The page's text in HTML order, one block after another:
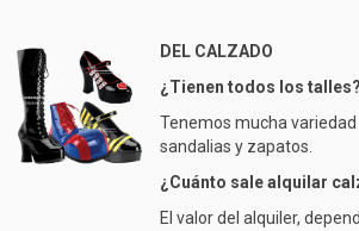
DEL CALZADO
¿Tienen todos los talles?
Tenemos mucha variedad
sandalias y zapatos.
¿Cuánto sale alquilar
El valor del alquiler,